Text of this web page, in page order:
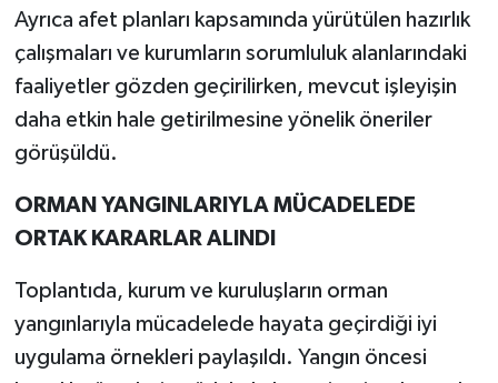
Ayrıca afet planları kapsamında yürütülen hazırlık
çalışmaları ve kurumların sorumluluk alanlarındaki
faaliyetler gözden geçirilirken, mevcut işleyişin
daha etkin hale getirilmesine yönelik öneriler
görüşüldü.
ORMAN YANGINLARIYLA MÜCADELEDE
ORTAK KARARLAR ALINDI
Toplantıda, kurum ve kuruluşların orman
yangınlarıyla mücadelede hayata geçirdiği iyi
uygulama örnekleri paylaşıldı. Yangın öncesi